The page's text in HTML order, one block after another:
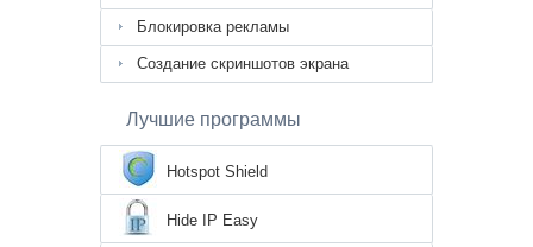
Блокировка рекламы
Создание скриншотов экрана
Лучшие программы
Hotspot Shield
Hide IP Easy